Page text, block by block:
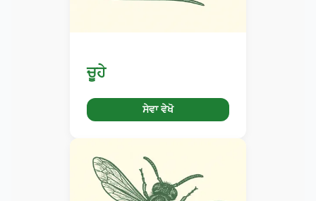
ਚੂਹੇ
ਸੇਵਾ ਵੇਖੋ